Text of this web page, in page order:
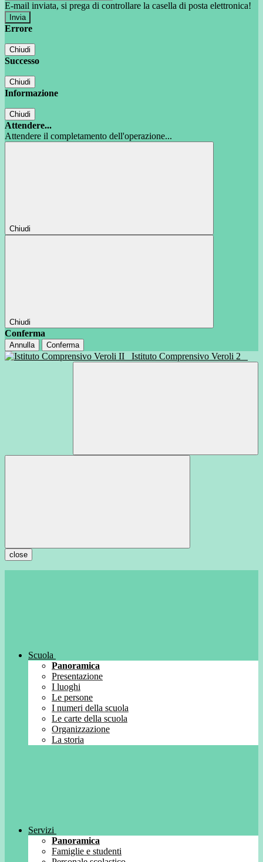
E-mail inviata, si prega di controllare la casella di posta elettronica!
Errore
Chiudi
Successo
Chiudi
Informazione
Chiudi
Attendere...
Attendere il completamento dell'operazione...
Chiudi
Chiudi
Conferma
Annulla Conferma
Istituto Comprensivo Veroli 2
close
Scuola
Panoramica
Presentazione
I luoghi
Le persone
I numeri della scuola
Le carte della scuola
Organizzazione
La storia
Servizi
Panoramica
Famiglie e studenti